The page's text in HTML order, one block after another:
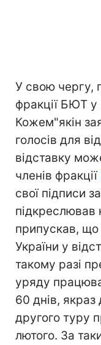
У свою чергу,
фракції БЮТ у
Кожем"якін
голосів для
відставку
членів фракції
свої підписи
підкреслював
припускав, що
України у
такому разі
уряду
60 днів,
другого туру
лютого. За